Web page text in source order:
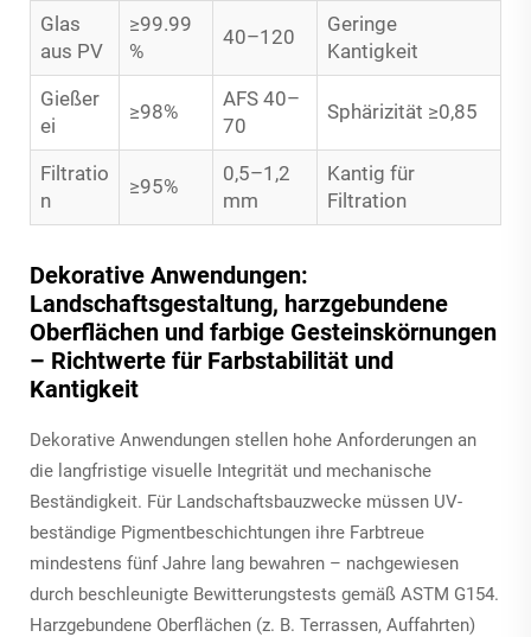
Glas
aus PV
≥99.99
%
40–120
Geringe
Kantigkeit
Gießer
ei
≥98%
AFS 40–
70
Sphärizität ≥0,85
Filtratio
n
≥95%
0,5–1,2
mm
Kantig für
Filtration
Dekorative Anwendungen:
Landschaftsgestaltung, harzgebundene
Oberflächen und farbige Gesteinskörnungen
– Richtwerte für Farbstabilität und
Kantigkeit
Dekorative Anwendungen stellen hohe Anforderungen an
die langfristige visuelle Integrität und mechanische
Beständigkeit. Für Landschaftsbauzwecke müssen UV-
beständige Pigmentbeschichtungen ihre Farbtreue
mindestens fünf Jahre lang bewahren – nachgewiesen
durch beschleunigte Bewitterungstests gemäß ASTM G154.
Harzgebundene Oberflächen (z. B. Terrassen, Auffahrten)